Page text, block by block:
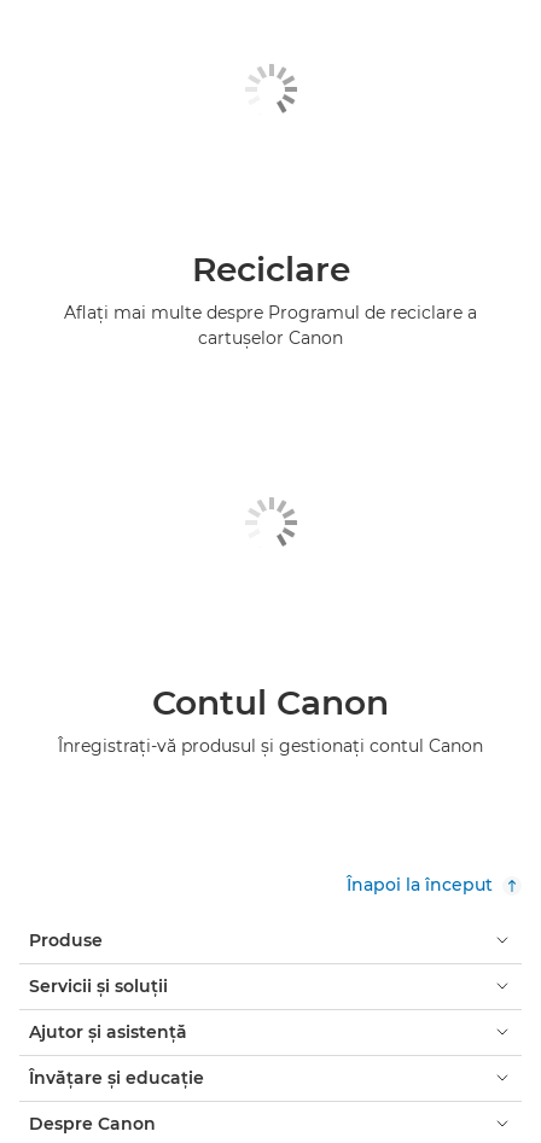
Reciclare
Aflaţi mai multe despre Programul de reciclare a
cartuşelor Canon
Contul Canon
Înregistraţi-vă produsul şi gestionaţi contul Canon
Înapoi la început
Produse
Servicii şi soluţii
Ajutor şi asistenţă
Învăţare şi educaţie
Despre Canon